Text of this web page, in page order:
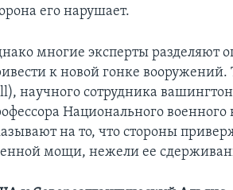
его нарушает.
многие эксперты
к новой гонке
научного сотрудника
Национального
на то, что стороны
мощи, нежели ее